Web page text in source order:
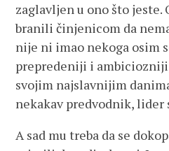
zaglavljen u ono što jeste.
branili činjenicom da
nije ni imao nekoga osim
prepredeniji i
svojim najslavnijim
nekakav predvodnik,
A sad mu treba da se